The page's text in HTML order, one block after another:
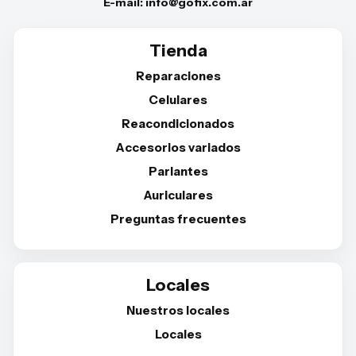
Tienda
Reparaciones
Celulares
Reacondicionados
Accesorios variados
Parlantes
Auriculares
Preguntas frecuentes
Locales
Nuestros locales
Locales